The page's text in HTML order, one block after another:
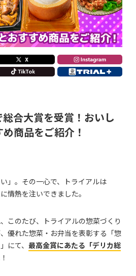
合大賞を受賞！おいし
商品をご紹介！
」。その一心で、トライアルは
情熱を注いできました。
このたび、トライアルの惣菜づくり
優れた惣菜・お弁当を表彰する「惣
にて、 最高金賞にあたる「デリカ総